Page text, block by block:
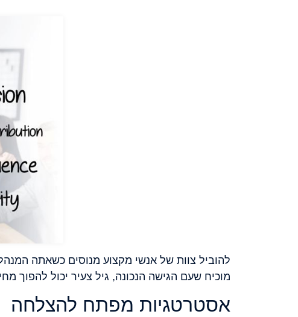
להוביל צוות של אנשי מקצוע מנוסים כשאתה
מוכיח שעם הגישה הנכונה, גיל צעיר יכול להפוך
אסטרטגיות מפתח להצלחה